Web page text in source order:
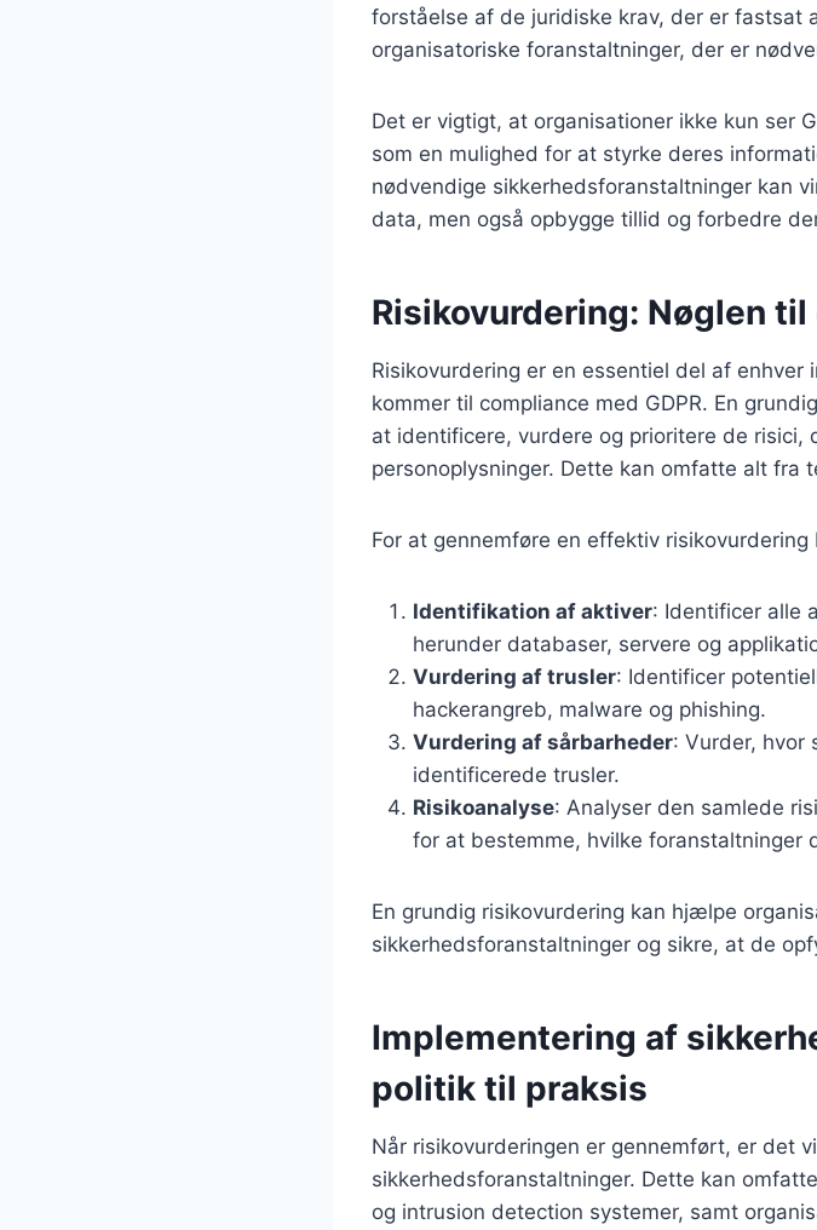
forståelse af de juridiske krav, der er fastsat
organisatoriske foranstaltninger, der er
Det er vigtigt, at organisationer ikke kun ser
som en mulighed for at styrke deres
nødvendige sikkerhedsforanstaltninger kan
data, men også opbygge tillid og forbedre
Risikovurdering: Nøglen
Risikovurdering er en essentiel del af
kommer til compliance med GDPR. En
at identificere, vurdere og prioritere de
personoplysninger. Dette kan omfatte alt fra
For at gennemføre en effektiv
Identifikation af aktiver: Identificer alle
herunder databaser, servere og
Vurdering af trusler: Identificer
hackerangreb, malware og phishing.
Vurdering af sårbarheder: Vurder, hvor
identificerede trusler.
Risikoanalyse: Analyser den samlede
for at bestemme, hvilke foranstaltninger
En grundig risikovurdering kan hjælpe
sikkerhedsforanstaltninger og sikre, at de
Implementering af
politik til praksis
Når risikovurderingen er gennemført, er det
sikkerhedsforanstaltninger. Dette kan
og intrusion detection systemer, samt